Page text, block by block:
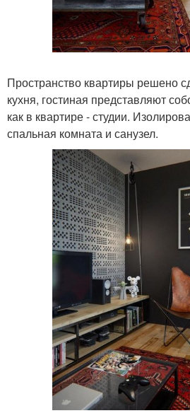
Пространство квартиры решено
кухня, гостиная представляют
как в квартире - студии.
спальная комната и санузел.